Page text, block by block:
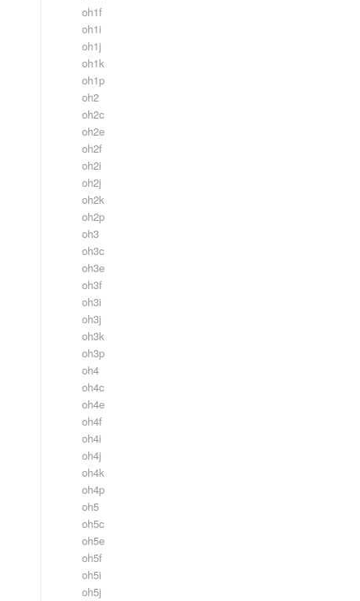
oh1f
oh1i
oh1j
oh1k
oh1p
oh2
oh2c
oh2e
oh2f
oh2i
oh2j
oh2k
oh2p
oh3
oh3c
oh3e
oh3f
oh3i
oh3j
oh3k
oh3p
oh4
oh4c
oh4e
oh4f
oh4i
oh4j
oh4k
oh4p
oh5
oh5c
oh5e
oh5f
oh5i
oh5j